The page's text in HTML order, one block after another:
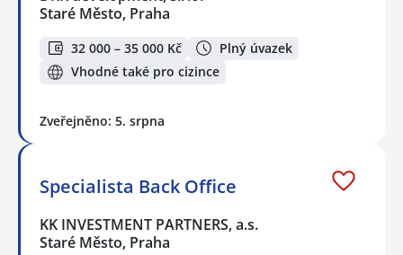
Staré Město, Praha
32 000 – 35 000 Kč
Plný úvazek
Vhodné také pro cizince
Zveřejněno: 5. srpna
Specialista Back Office
KK INVESTMENT PARTNERS, a.s.
Staré Město, Praha